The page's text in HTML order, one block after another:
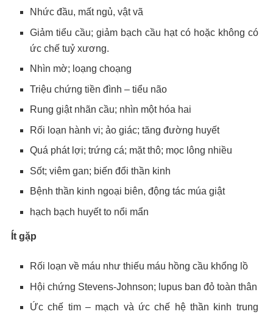
Nhức đầu, mất ngủ, vật vã
Giảm tiểu cầu; giảm bạch cầu hạt có hoặc không có
ức chế tuỷ xương.
Nhìn mờ; loạng choạng
Triệu chứng tiền đình – tiểu não
Rung giật nhãn cầu; nhìn một hóa hai
Rối loạn hành vi; ảo giác; tăng đường huyết
Quá phát lợi; trứng cá; mặt thô; mọc lông nhiều
Sốt; viêm gan; biến đổi thần kinh
Bệnh thần kinh ngoại biên, động tác múa giật
hạch bạch huyết to nổi mẩn
Ít gặp
Rối loạn về máu như thiếu máu hồng cầu khổng lồ
Hội chứng Stevens-Johnson; lupus ban đỏ toàn thân
Ức chế tim – mạch và ức chế hệ thần kinh trung